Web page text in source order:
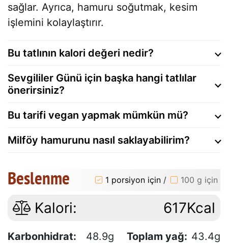
sağlar. Ayrıca, hamuru soğutmak, kesim
işlemini kolaylaştırır.
Bu tatlının kalori değeri nedir?
Sevgililer Günü için başka hangi tatlılar
önerirsiniz?
Bu tarifi vegan yapmak mümkün mü?
Milföy hamurunu nasıl saklayabilirim?
Beslenme 1 porsiyon için / 100 g için
Kalori: 617Kcal
Karbonhidrat: 48.9g Toplam yağ: 43.4g